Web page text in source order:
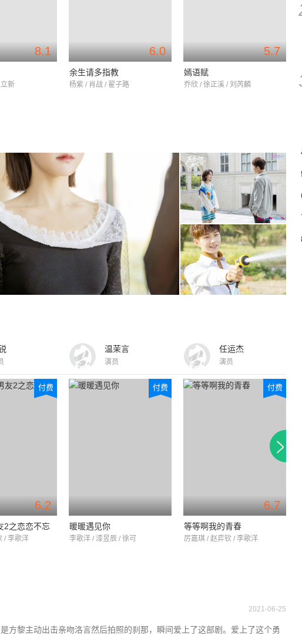
8.1
新
6.0
余生请多指教
杨紫 / 肖战 / 翟子路
5.7
嫣语赋
乔欣 / 徐正溪 / 刘芮麟
温茉言
演员
任运杰
演员
6.2
付费
2之恋恋不忘
/ 李歌洋
付费
暖暖遇见你
李歌洋 / 漆昱辰 / 徐可
6.7
付费
等等啊我的青春
厉嘉琪 / 赵弈钦 / 李歌洋
2021-06-25
方黎主动出击亲吻洛言然后拍照的刹那，瞬间爱上了这部剧。爱上了这个勇